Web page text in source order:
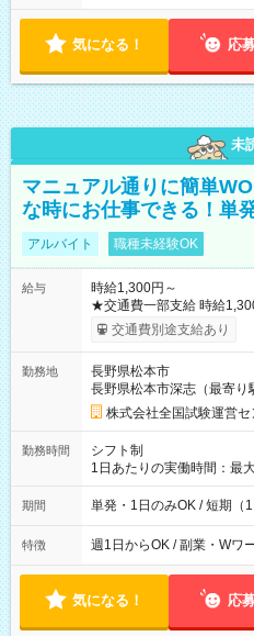
気になる！ 応
未
マニュアル通りに簡単
な時にお仕事できる！単
アルバイト 職種未経験OK
給与
時給1,300円～
★交通費一部支給 時給1,300円～ ※試験・役割により手当あり
※勤務回数により昇給あ
り！】 希望される場合、
例】 ・河合塾模擬試験
×8時間＝日収10,400円＋
円の場合あり ・国家試験
円（役割手当＋100円）×6時間
間】試用期間なし
交通費別途支給あり
勤務地
長野県松本市
長野県松本市深志（最寄り
株式会社全国試験運営セ
勤務時間
シフト制
1日あたりの実働時間：最
間は 試験により異なりま
期間 単発・1日のみOK / 短期（1
特徴 週1日からOK / 副業・Wワ
気になる！ 応